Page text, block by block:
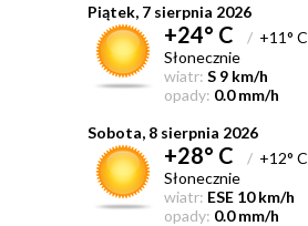
Piątek, 7 sierpnia 2026
+24° C /+11° C
Słonecznie
wiatr: S 9 km/h
opady: 0.0 mm/h
Sobota, 8 sierpnia 2026
+28° C /+12° C
Słonecznie
wiatr: ESE 10 km/h
opady: 0.0 mm/h